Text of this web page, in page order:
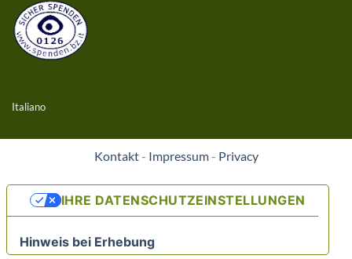
Italiano
Kontakt- Impressum- Privacy
Hinweis bei Erhebung
IHRE DATENSCHUTZEINSTELLUNGEN